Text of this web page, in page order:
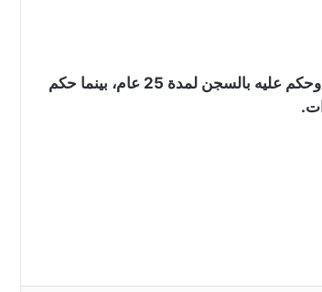
أدين الرئيس التنفيذي السابق، “سام بانكمان فريد”، بسبع تهم جنائية وحكم عليه بالسجن لمدة 25 عام، بينما حكم
يواجه عراقيل قانونية: التفاصيل